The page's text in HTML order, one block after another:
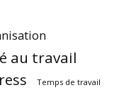
au travail
Temps de travail